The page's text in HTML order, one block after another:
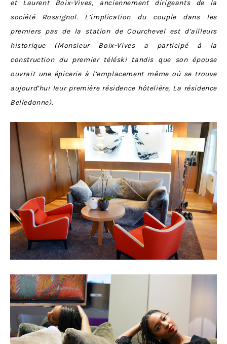
et Laurent Boix-Vives, anciennement dirigeants de la
société Rossignol. L’implication du couple dans les
premiers pas de la station de Courchevel est d’ailleurs
historique (Monsieur Boix-Vives a participé à la
construction du premier téléski tandis que son épouse
ouvrait une épicerie à l’emplacement même où se trouve
aujourd’hui leur première résidence hôtelière, La résidence
Belledonne).